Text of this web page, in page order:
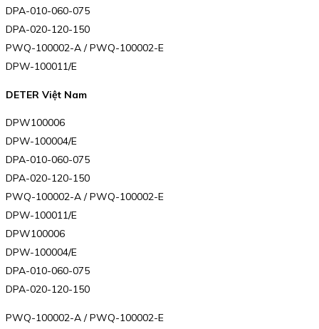
DPA-010-060-075
DPA-020-120-150
PWQ-100002-A / PWQ-100002-E
DPW-100011/E
DETER Việt Nam
DPW100006
DPW-100004/E
DPA-010-060-075
DPA-020-120-150
PWQ-100002-A / PWQ-100002-E
DPW-100011/E
DPW100006
DPW-100004/E
DPA-010-060-075
DPA-020-120-150
PWQ-100002-A / PWQ-100002-E